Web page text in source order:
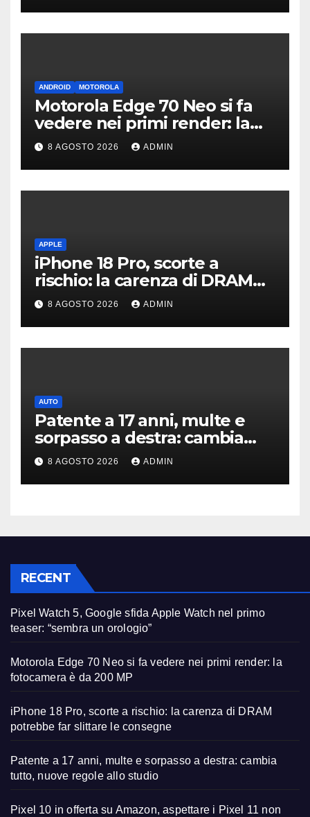
ANDROID MOTOROLA
Motorola Edge 70 Neo si fa
vedere nei primi render: la
fotocamera è da 200 MP
8 AGOSTO 2026 ADMIN
APPLE
iPhone 18 Pro, scorte a
rischio: la carenza di DRAM
potrebbe far slittare le
consegne
8 AGOSTO 2026 ADMIN
AUTO
Patente a 17 anni, multe e
sorpasso a destra: cambia
tutto, nuove regole allo
studio
8 AGOSTO 2026 ADMIN
RECENT
Pixel Watch 5, Google sfida Apple Watch nel primo
teaser: “sembra un orologio”
Motorola Edge 70 Neo si fa vedere nei primi render: la
fotocamera è da 200 MP
iPhone 18 Pro, scorte a rischio: la carenza di DRAM
potrebbe far slittare le consegne
Patente a 17 anni, multe e sorpasso a destra: cambia
tutto, nuove regole allo studio
Pixel 10 in offerta su Amazon, aspettare i Pixel 11 non